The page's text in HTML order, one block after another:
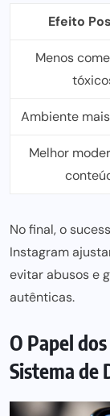
Efeito
Menos
Ambiente
Melhor
No final, o
Instagram
evitar abusos e
autênticas.
O Papel
Sistema de